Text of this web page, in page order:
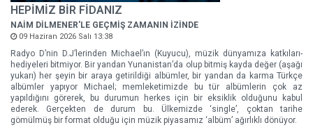
HEPİMİZ BİR FİDANIZ
NAİM DİLMENER'LE GEÇMİŞ ZAMANIN İZİNDE
09 Haziran 2026 Salı 13:38
Radyo D’nin D.J’lerinden Michael’ın (Kuyucu), müzik dünyamıza katkıları-
hediyeleri bitmiyor. Bir yandan Yunanistan’da olup bitmiş kayda değer (aşağı
yukarı) her şeyin bir araya getirildiği albümler, bir yandan da karma Türkçe
albümler yapıyor Michael; memleketimizde bu tür albümlerin çok az
yapıldığını görerek, bu durumun herkes için bir eksiklik olduğunu kabul
ederek. Gerçekten de durum bu. Ülkemizde ‘single’, çoktan tarihe
gömülmüş bir format olduğu için müzik piyasamız ‘albüm’ ağırlıklı dönüyor.